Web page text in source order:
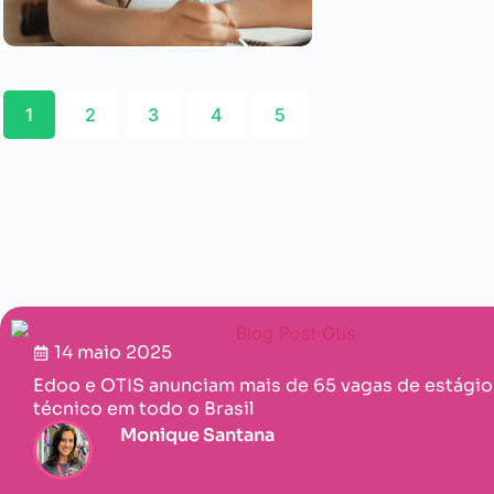
1 2 3 4 5
14 maio 2025
Edoo e OTIS anunciam mais de 65 vagas de estágio
técnico em todo o Brasil
Monique Santana